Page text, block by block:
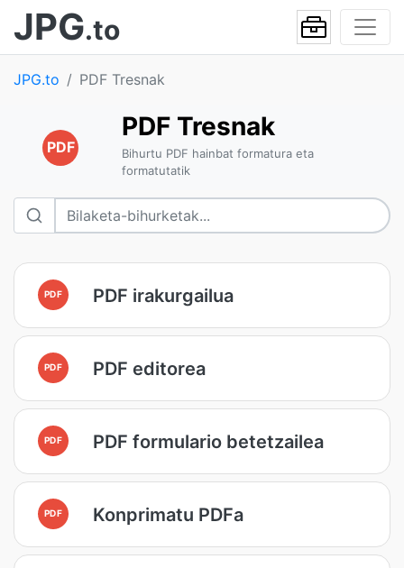
JPG.to
JPG.to PDF Tresnak
PDF
PDF Tresnak
Bihurtu PDF hainbat formatura eta
formatutatik
PDF PDF irakurgailua
PDF PDF editorea
PDF PDF formulario betetzailea
PDF Konprimatu PDFa